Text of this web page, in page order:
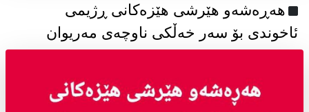
هەڕەشەو هێرشی هێزەکانی ڕژیمی
ئاخوندی بۆ سەر خەڵکی ناوچەی مەریوان